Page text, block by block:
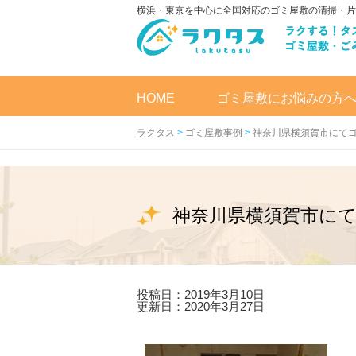
横浜・東京を中心に全国対応のゴミ屋敷の清掃・
HOME ゴミ屋敷にお悩みの方へ
ラクタス > ゴミ屋敷事例 > 神奈川県横須賀市にて
神奈川県横須賀市に
投稿日：2019年3月10日
更新日：2020年3月27日